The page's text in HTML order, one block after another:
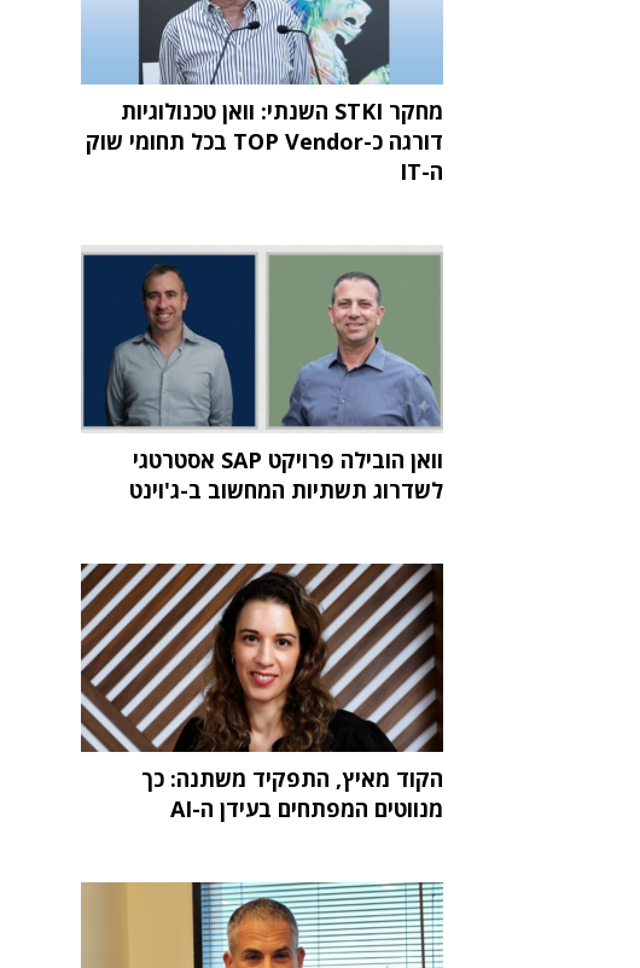
מחקר STKI השנתי: וואן טכנולוגיות
דורגה כ-TOP Vendor בכל תחומי שוק
ה-IT
וואן הובילה פרויקט SAP אסטרטגי
לשדרוג תשתיות המחשוב ב-ג'וינט
הקוד מאיץ, התפקיד משתנה: כך
מנווטים המפתחים בעידן ה-AI